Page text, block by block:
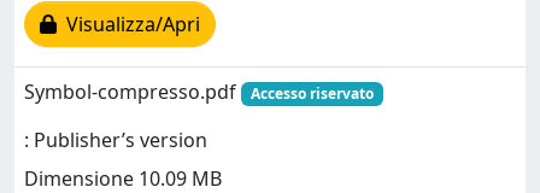
Visualizza/Apri
Symbol-compresso.pdf Accesso riservato
: Publisher’s version
Dimensione 10.09 MB